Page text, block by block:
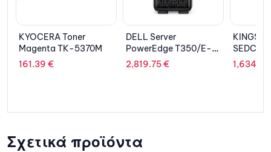
DELL Server
PowerEdge T350/E-
(8C/16T)/16GB/480G
KINGSTON SSD
SEDC500R/7680G,
7680GB, SATA III, 2.5”
1,634.48
Σχετικά προϊόντα